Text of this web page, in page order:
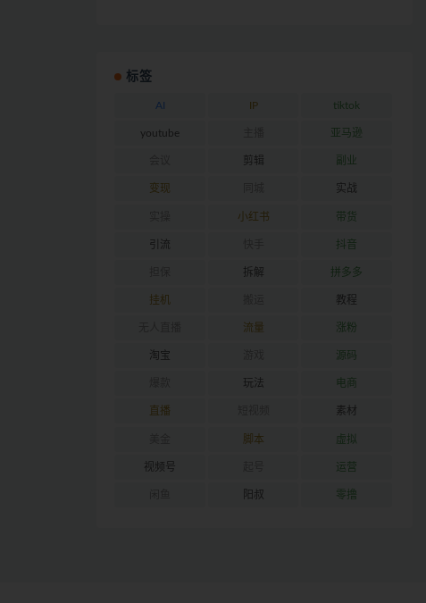
标签
AI IP tiktok
youtube 亚马逊
剪辑 副业
变现 实战
小红书 带货
引流 抖音
拆解 拼多多
挂机 教程
流量 涨粉
淘宝 源码
玩法 电商
直播 素材
脚本 虚拟
视频号 运营
阳叔 零撸